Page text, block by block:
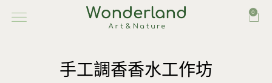
0
手工調香香水工作坊